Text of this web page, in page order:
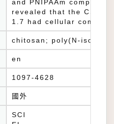
and PNIPAAm
revealed that the CS-g-
1.7 had cellular
chitosan; poly(N-
en
1097-4628
國外
SCI